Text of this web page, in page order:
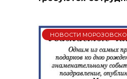
НОВОСТИ